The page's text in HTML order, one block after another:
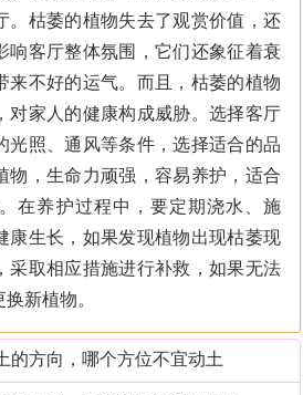
。枯萎的植物失去了观赏价值，还
响客厅整体氛围，它们还象征着衰
来不好的运气。而且，枯萎的植物
对家人的健康构成威胁。选择客厅
光照、通风等条件，选择适合的品
物，生命力顽强，容易养护，适合
在养护过程中，要定期浇水、施
康生长，如果发现植物出现枯萎现
采取相应措施进行补救，如果无法
新植物。
的方向，哪个方位不宜动土